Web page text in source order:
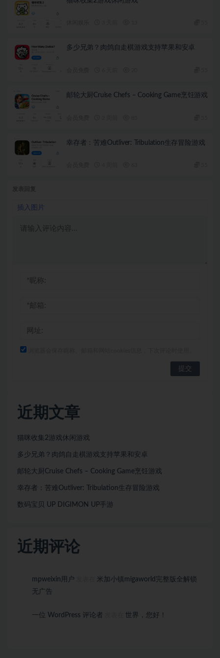
多少兄弟？肉鸽自走棋游戏支持苹果和安卓
邮轮大厨Cruise Chefs – Cooking Game烹饪游戏
幸存者：苦难Outliver: Tribulation生存冒险游戏
插入图片
近期文章
猫咪收集2游戏休闲游戏
多少兄弟？肉鸽自走棋游戏支持苹果和安卓
邮轮大厨Cruise Chefs – Cooking Game烹饪游戏
幸存者：苦难Outliver: Tribulation生存冒险游戏
数码宝贝 UP DIGIMON UP手游
近期评论
mpweixin用户
米加小镇migaworld完整版全解锁
无广告
一位 WordPress 评论者 世界，您好！